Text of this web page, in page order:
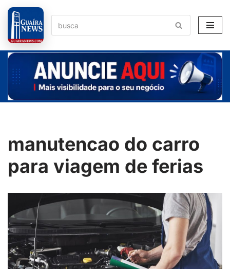
Pular
para
o
conteúdo
manutencao do carro
para viagem de ferias